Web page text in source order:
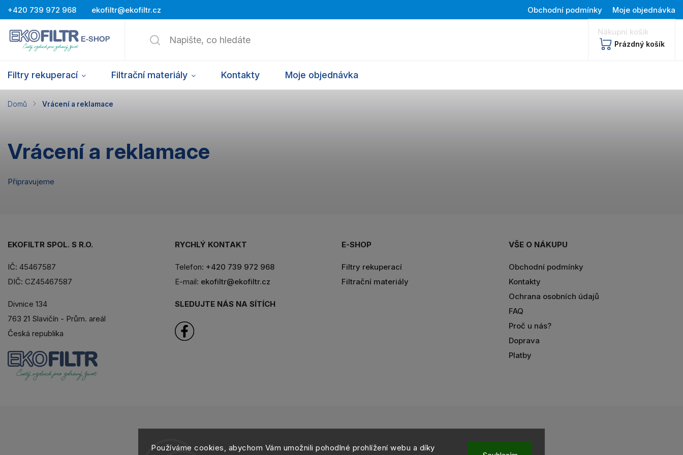
Používáme cookies, abychom Vám umožnili pohodlné prohlížení webu a díky
+420 739 972 968 ekofiltr@ekofiltr.cz Obchodní podmínky Moje objednávka
Nákupní košík
Prázdný košík
Filtry rekuperací Filtrační materiály Kontakty Moje objednávka
Domů / Vrácení a reklamace
Vrácení a reklamace
Připravujeme
EKOFILTR SPOL. S R.O.
IČ: 45467587
DIČ: CZ45467587
Divnice 134
763 21 Slavičín - Prům. areál
Česká republika
RYCHLÝ KONTAKT
Telefon: +420 739 972 968
E-mail: ekofiltr@ekofiltr.cz
SLEDUJTE NÁS NA SÍTÍCH
E-SHOP
Filtry rekuperací
Filtrační materiály
VŠE O NÁKUPU
Obchodní podmínky
Kontakty
Ochrana osobních údajů
FAQ
Proč u nás?
Doprava
Platby
VytvořilShoptet| DesignShoptak.cz